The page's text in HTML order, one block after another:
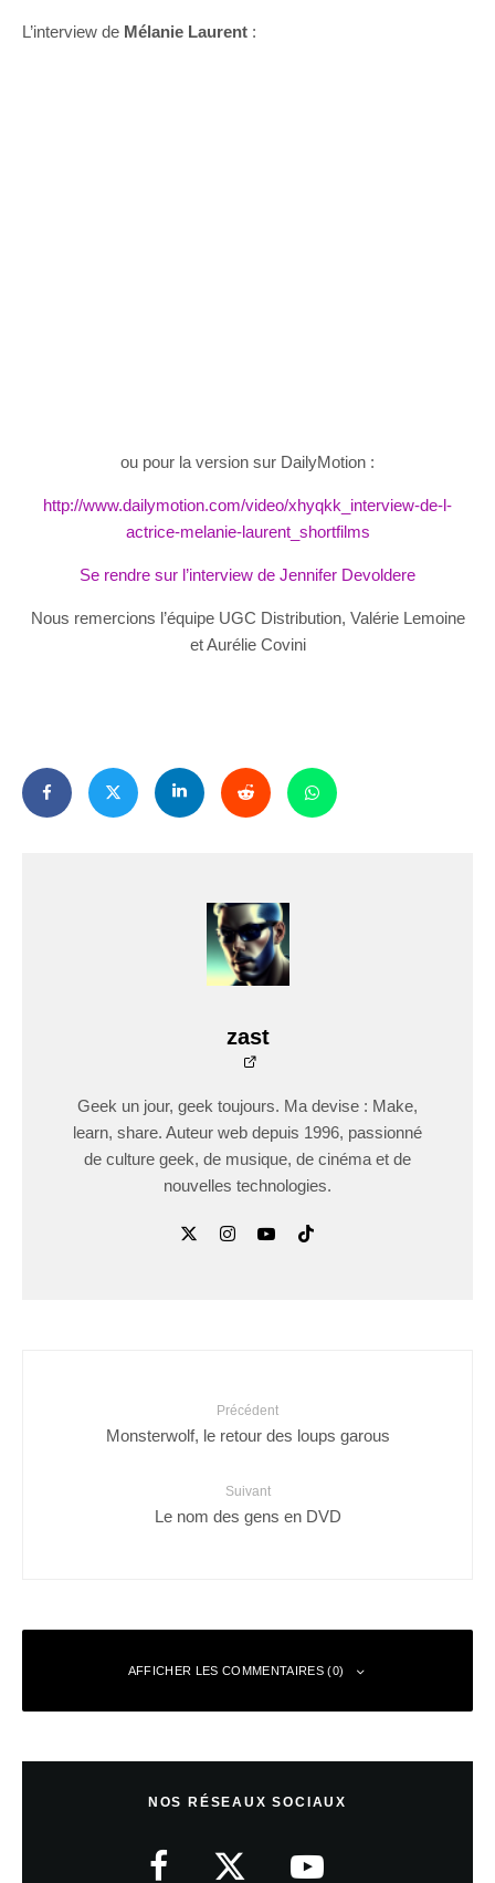
L’interview de Mélanie Laurent :
ou pour la version sur DailyMotion :
http://www.dailymotion.com/video/xhyqkk_interview-de-l-
actrice-melanie-laurent_shortfilms
Se rendre sur l’interview de Jennifer Devoldere
Nous remercions l’équipe UGC Distribution, Valérie Lemoine
et Aurélie Covini
zast
Geek un jour, geek toujours. Ma devise : Make,
learn, share. Auteur web depuis 1996, passionné
de culture geek, de musique, de cinéma et de
nouvelles technologies.
Précédent
Monsterwolf, le retour des loups garous
Suivant
Le nom des gens en DVD
AFFICHER LES COMMENTAIRES (0)
NOS RÉSEAUX SOCIAUX